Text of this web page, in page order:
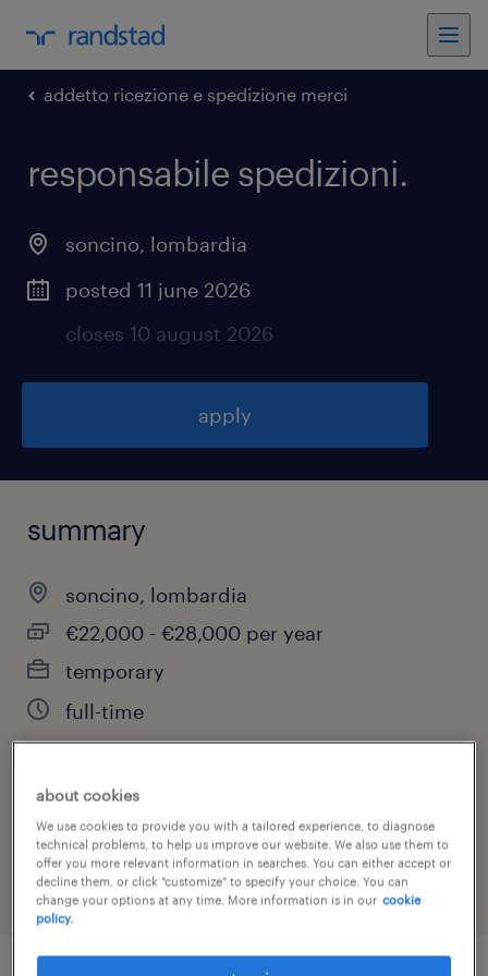
addetto ricezione e spedizione merci
responsabile spedizioni.
soncino, lombardia
posted 11 june 2026
closes 10 august 2026
apply
summary
soncino, lombardia
€22,000 - €28,000 per year
temporary
full-time
warehousing & distribution
about cookies
We use cookies to provide you with a tailored experience, to diagnose
technical problems, to help us improve our website. We also use them to
offer you more relevant information in searches. You can either accept or
decline them, or click "customize" to specify your choice. You can
change your options at any time. More information is in our cookie
policy.